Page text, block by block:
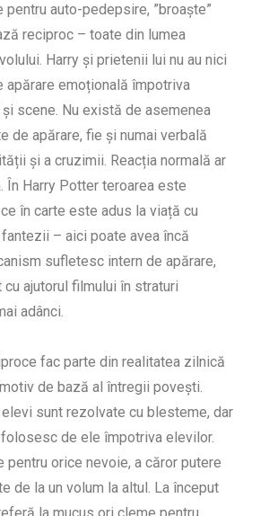
pentru auto-pedepsire, ”broaște”
reciproc – toate din lumea
Harry și prietenii lui nu au nici
emoțională împotriva
scene. Nu există de asemenea
de apărare, fie și numai verbală
și a cruzimii. Reacția normală ar
În Harry Potter teroarea este
în carte este adus la viață cu
– aici poate avea încă
sufletesc intern de apărare,
ajutorul filmului în straturi
adânci.
fac parte din realitatea zilnică
de bază al întregii povești.
sunt rezolvate cu blesteme, dar
de ele împotriva elevilor.
pentru orice nevoie, a căror putere
de la un volum la altul. La început